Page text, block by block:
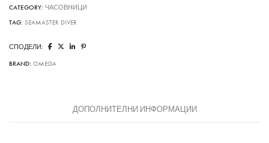
CATEGORY: ЧАСОВНИЦИ
TAG: SEAMASTER DIVER
СПОДЕЛИ:
BRAND: OMEGA
ДОПОЛНИТЕЛНИ ИНФОРМАЦИИ